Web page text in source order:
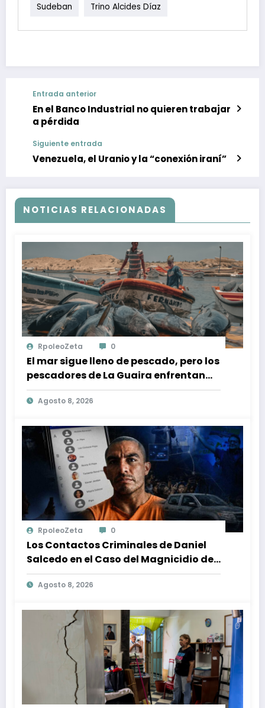
Sudeban Trino Alcides Díaz
Entrada anterior
En el Banco Industrial no quieren trabajar
a pérdida
Siguiente entrada
Venezuela, el Uranio y la “conexión iraní”
NOTICIAS RELACIONADAS
RpoleoZeta 0
El mar sigue lleno de pescado, pero los
pescadores de La Guaira enfrentan
crisis económica tras los terremotos
Agosto 8, 2026
RpoleoZeta 0
Los Contactos Criminales de Daniel
Salcedo en el Caso del Magnicidio de
Fernando Villavicencio
Agosto 8, 2026